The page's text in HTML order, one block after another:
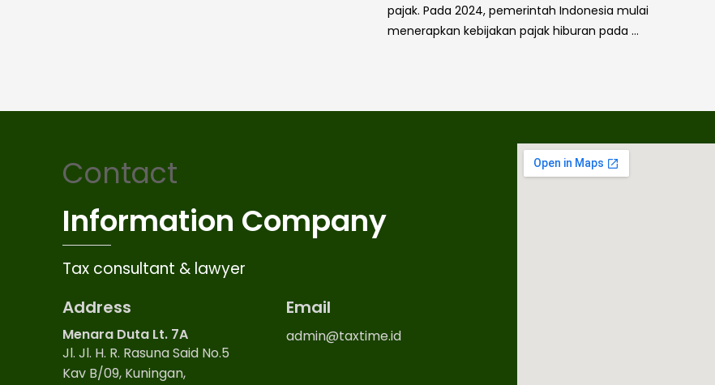
pajak. Pada 2024, pemerintah Indonesia mulai
menerapkan kebijakan pajak hiburan pada …
Contact
Information Company
Tax consultant & lawyer
Address
Menara Duta Lt. 7A
Jl. Jl. H. R. Rasuna Said No.5
Kav B/09, Kuningan,
Email
admin@taxtime.id